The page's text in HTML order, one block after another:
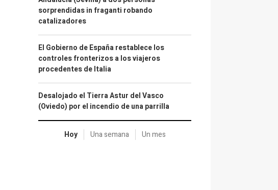
sorprendidas in fraganti robando
catalizadores
El Gobierno de España restablece los
controles fronterizos a los viajeros
procedentes de Italia
Desalojado el Tierra Astur del Vasco
(Oviedo) por el incendio de una parrilla
Hoy Una semana Un mes